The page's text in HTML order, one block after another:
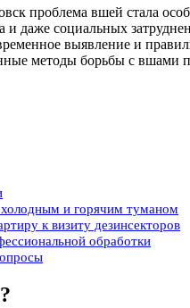
проблема вшей стала
и даже социальных
выявление и
методы борьбы с вшами
и горячим туманом
к визиту дезинсекторов
обработки